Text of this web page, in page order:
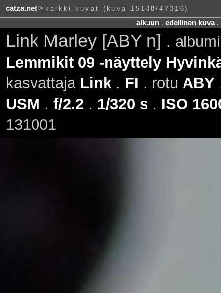
catza.net> kaikki kuvat (kuva 15188/47316)
alkuun. edellinen kuva.
Link Marley [ABY n] .
Lemmikit 09 -näyttely
kasvattaja Link. FI . rotu ABY
USM . f/2.2 . 1/320 s . ISO
131001